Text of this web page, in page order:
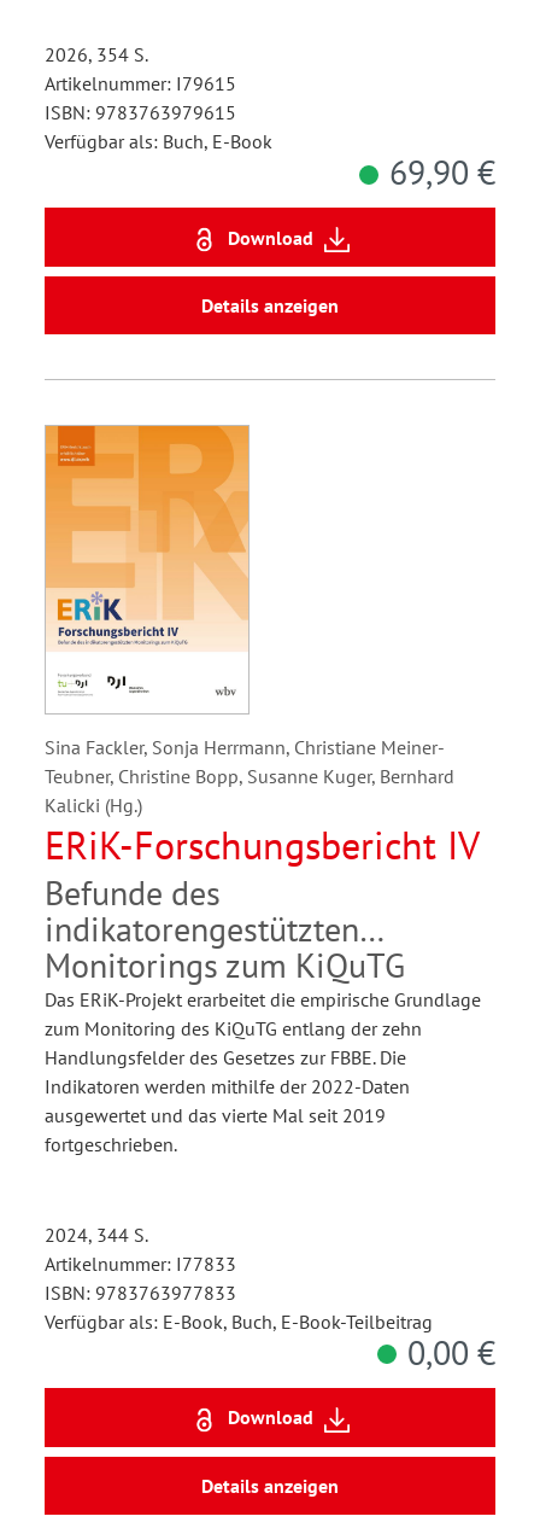
2026, 354 S.
Artikelnummer: I79615
ISBN: 9783763979615
Verfügbar als: Buch, E-Book
69,90 €
Download
Details anzeigen
Sina Fackler, Sonja Herrmann, Christiane Meiner-
Teubner, Christine Bopp, Susanne Kuger, Bernhard
Kalicki (Hg.)
ERiK-Forschungsbericht IV
Befunde des
indikatorengestützten
Monitorings zum KiQuTG
Das ERiK-Projekt erarbeitet die empirische Grundlage
zum Monitoring des KiQuTG entlang der zehn
Handlungsfelder des Gesetzes zur FBBE. Die
Indikatoren werden mithilfe der 2022-Daten
ausgewertet und das vierte Mal seit 2019
fortgeschrieben.
2024, 344 S.
Artikelnummer: I77833
ISBN: 9783763977833
Verfügbar als: E-Book, Buch, E-Book-Teilbeitrag
0,00 €
Download
Details anzeigen